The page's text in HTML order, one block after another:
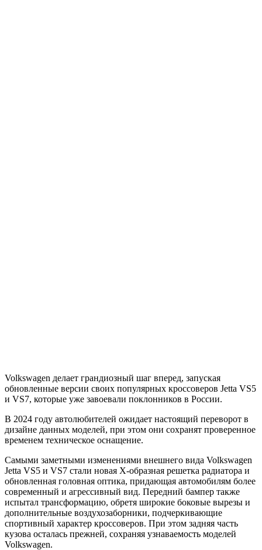
Volkswagen делает грандиозный шаг вперед, запуская
обновленные версии своих популярных кроссоверов Jetta VS5
и VS7, которые уже завоевали поклонников в России.
В 2024 году автолюбителей ожидает настоящий переворот в
дизайне данных моделей, при этом они сохранят проверенное
временем техническое оснащение.
Самыми заметными изменениями внешнего вида Volkswagen
Jetta VS5 и VS7 стали новая Х-образная решетка радиатора и
обновленная головная оптика, придающая автомобилям более
современный и агрессивный вид. Передний бампер также
испытал трансформацию, обретя широкие боковые вырезы и
дополнительные воздухозаборники, подчеркивающие
спортивный характер кроссоверов. При этом задняя часть
кузова осталась прежней, сохраняя узнаваемость моделей
Volkswagen.